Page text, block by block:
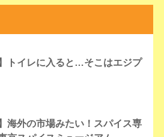
】トイレに入ると…そこはエジプ
海外の市場みたい！スパイス専